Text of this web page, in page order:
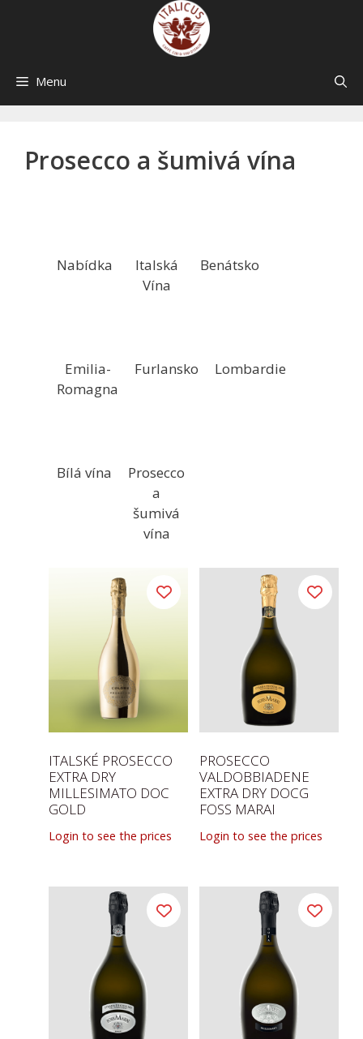
Menu
Prosecco a šumivá vína
Nabídka
Italská
Vína
Benátsko
Emilia-
Romagna
Furlansko Lombardie
Bílá vína
Prosecco
a
šumivá
vína
ITALSKÉ PROSECCO
EXTRA DRY
MILLESIMATO DOC
GOLD
Login to see the prices
PROSECCO
VALDOBBIADENE
EXTRA DRY DOCG
FOSS MARAI
Login to see the prices